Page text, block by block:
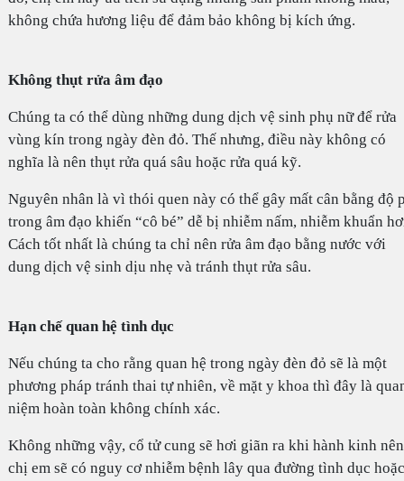
không chứa hương liệu để đảm bảo không bị kích ứng.
Không thụt rửa âm đạo
Chúng ta có thể dùng những dung dịch vệ sinh phụ nữ để rửa
vùng kín trong ngày đèn đỏ. Thế nhưng, điều này không có
nghĩa là nên thụt rửa quá sâu hoặc rửa quá kỹ.
Nguyên nhân là vì thói quen này có thể gây mất cân bằng độ
trong âm đạo khiến “cô bé” dễ bị nhiễm nấm, nhiễm khuẩn
Cách tốt nhất là chúng ta chỉ nên rửa âm đạo bằng nước với
dung dịch vệ sinh dịu nhẹ và tránh thụt rửa sâu.
Hạn chế quan hệ tình dục
Nếu chúng ta cho rằng quan hệ trong ngày đèn đỏ sẽ là một
phương pháp tránh thai tự nhiên, về mặt y khoa thì đây là
niệm hoàn toàn không chính xác.
Không những vậy, cổ tử cung sẽ hơi giãn ra khi hành kinh nên
chị em sẽ có nguy cơ nhiễm bệnh lây qua đường tình dục hoặc